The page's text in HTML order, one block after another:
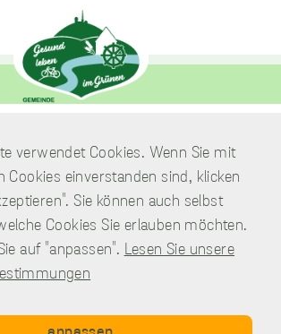
Verwaltung
Am Park 7
Nordharz / OT Wasserleben
Telefon:039451.600 0
Mail:
Schreiben Sie uns!
verwendet Cookies. Wenn Sie mit
Cookies einverstanden sind, klicken
Sie können auch selbst
Cookies Sie erlauben möchten.
auf "anpassen". Lesen Sie unsere
Funktionelle
Cookies
Diese Cookies
Ihre Präferenzen wie
Ihren
Spracheinstellungen
und/oder die
Region, in der Sie
sich befinden, zu
personalisierte